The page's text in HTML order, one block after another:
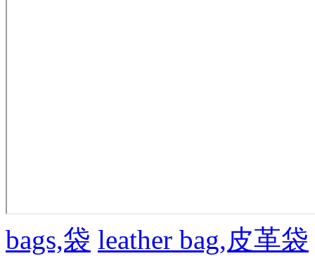
bags,袋 leather bag,皮革袋